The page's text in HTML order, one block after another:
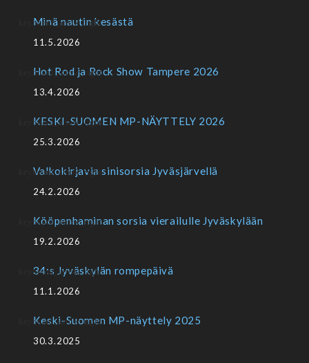
Minä nautin kesästä
11.5.2026
Hot Rod ja Rock Show Tampere 2026
13.4.2026
KESKI-SUOMEN MP-NÄYTTELY 2026
25.3.2026
Valkokirjavia sinisorsia Jyväsjärvellä
24.2.2026
Kööpenhaminan sorsia vierailulle Jyväskylään
19.2.2026
34:s Jyväskylän rompepäivä
11.1.2026
Keski-Suomen MP-näyttely 2025
30.3.2025